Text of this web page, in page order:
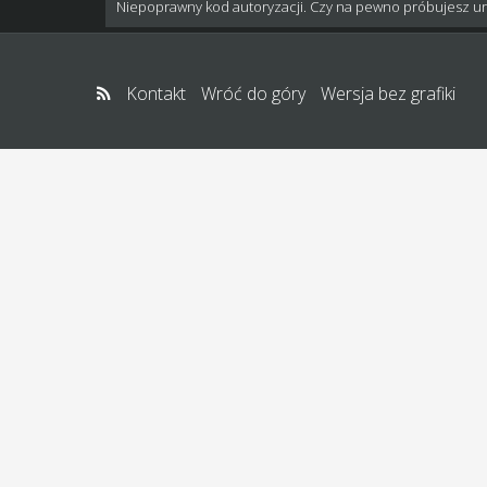
Niepoprawny kod autoryzacji. Czy na pewno próbujesz
Kontakt Wróć do góry Wersja bez grafiki